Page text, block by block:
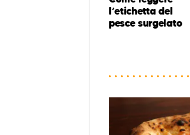
l’etichetta del
pesce surgelato